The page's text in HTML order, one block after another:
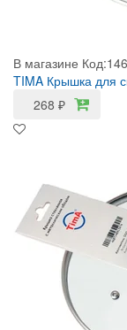
В магазине
TIMA Крышка для
268 ₽